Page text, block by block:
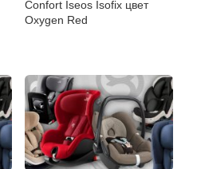
Confort Iseos Isofix цвет
Oxygen Red